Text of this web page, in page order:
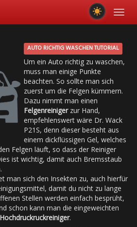
AUTO RICHTIG WASCHEN TUTORIAL
Um ein Auto richtig zu waschen,
muss man einige Punkte
beachten. So sollte man sich
zuerst um die Felgen kümmern.
Dazu nimmt man einen
Felgenreinigerzur Hand,
empfehlenswert wäre Dr. Wack
P21S, denn dieser besteht aus
einem dickflüssigen Gel, welches
Felgen läuft, so dass der Reiniger
ist wichtig, damit auch Bremsstaub
man sich den Insekten zu, auch hierfür
damit du nicht zu lange
Stellen werden einfach besprüht,
schon kann man die eingeweichten
Hochdruckruckreiniger.